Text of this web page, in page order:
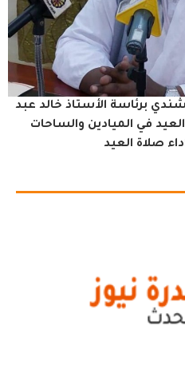
برئاسة الأستاذ خالد عبد
في الميادين والساحات
صلاة العيد